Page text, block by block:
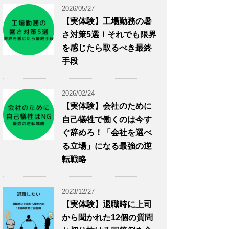
2026/05/27
【実体験】工場勤務の暑
さ対策5選！それでも限界
を感じたら取るべき最終
手段
2026/02/24
【実体験】会社のために
自己犠牲で働くのは今す
ぐ辞めろ！「会社を選べ
る立場」になる最強の逆
転戦略
2023/12/27
【実体験】退職時に上司
から聞かれた12個の質問